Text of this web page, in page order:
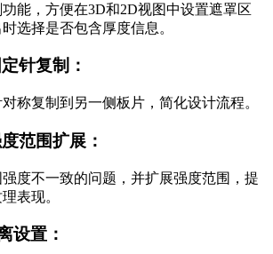
能，方便在3D和2D视图中设置遮罩区
时选择是否包含厚度信息。
复制：
复制到另一侧板片，简化设计流程。
范围扩展：
不一致的问题，并扩展强度范围，提
现。
：